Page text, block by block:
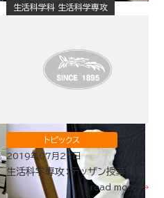
生活科学科 生活科学専攻
トピックス
2019年07月25日
生活科学専攻：デッザン授業風景
read more